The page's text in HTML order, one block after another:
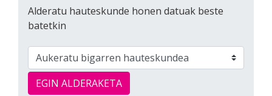
Alderatu hauteskunde honen datuak beste
batetkin
EGIN ALDERAKETA